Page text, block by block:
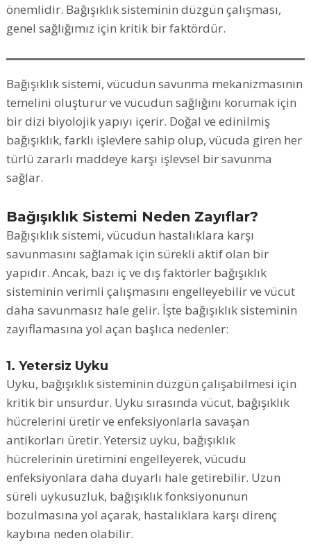
önemlidir. Bağışıklık sisteminin düzgün çalışması,
genel sağlığımız için kritik bir faktördür.
Bağışıklık sistemi, vücudun savunma mekanizmasının
temelini oluşturur ve vücudun sağlığını korumak için
bir dizi biyolojik yapıyı içerir. Doğal ve edinilmiş
bağışıklık, farklı işlevlere sahip olup, vücuda giren her
türlü zararlı maddeye karşı işlevsel bir savunma
sağlar.
Bağışıklık Sistemi Neden Zayıflar?
Bağışıklık sistemi, vücudun hastalıklara karşı
savunmasını sağlamak için sürekli aktif olan bir
yapıdır. Ancak, bazı iç ve dış faktörler bağışıklık
sisteminin verimli çalışmasını engelleyebilir ve vücut
daha savunmasız hale gelir. İşte bağışıklık sisteminin
zayıflamasına yol açan başlıca nedenler:
1. Yetersiz Uyku
Uyku, bağışıklık sisteminin düzgün çalışabilmesi için
kritik bir unsurdur. Uyku sırasında vücut, bağışıklık
hücrelerini üretir ve enfeksiyonlarla savaşan
antikorları üretir. Yetersiz uyku, bağışıklık
hücrelerinin üretimini engelleyerek, vücudu
enfeksiyonlara daha duyarlı hale getirebilir. Uzun
süreli uykusuzluk, bağışıklık fonksiyonunun
bozulmasına yol açarak, hastalıklara karşı direnç
kaybına neden olabilir.